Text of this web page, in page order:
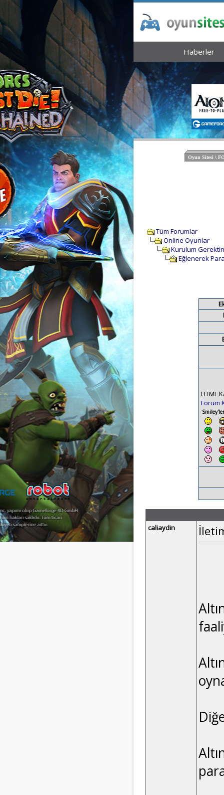
Haberler
Oyun Sitesi \
Tüm Forumlar
Online Oyunlar
Kurulum
Eğlenerek
HTML
Forum
caliaydin